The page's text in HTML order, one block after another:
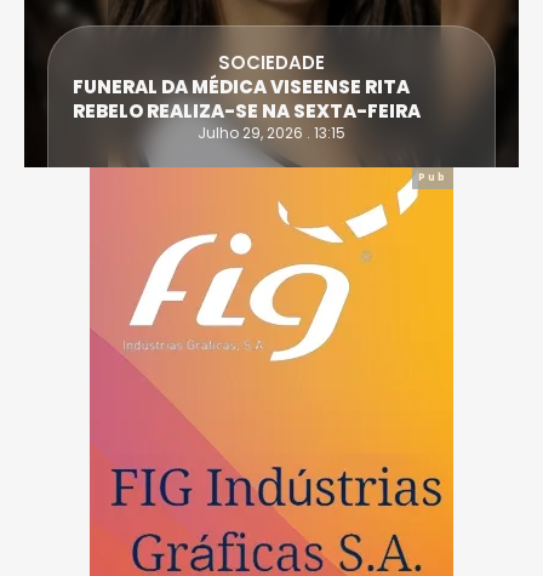
SOCIEDADE
FUNERAL DA MÉDICA VISEENSE RITA
REBELO REALIZA-SE NA SEXTA-FEIRA
Julho 29, 2026 . 13:15
Pub